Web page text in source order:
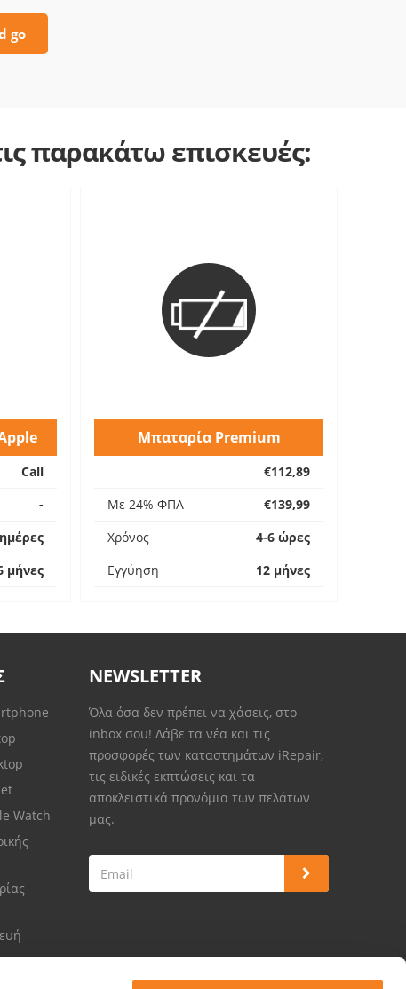
go
παρακάτω επισκευές:
Call
-
μήνες
Μπαταρία Premium
€112,89
Με 24% ΦΠΑ
€139,99
Χρόνος
4-6 ώρες
Εγγύηση
12 μήνες
Watch
NEWSLETTER
Όλα όσα δεν πρέπει να χάσεις, στο
inbox σου! Λάβε τα νέα και τις
προσφορές των καταστημάτων iRepair,
τις ειδικές εκπτώσεις και τα
αποκλειστικά προνόμια των πελάτων
μας.